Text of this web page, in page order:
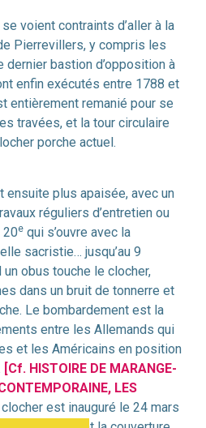
voient contraints d’aller à la
Pierrevillers, y compris les
dernier bastion d’opposition à
enfin exécutés entre 1788 et
entièrement remanié pour se
travées, et la tour circulaire
porche actuel.
ensuite plus apaisée, avec un
réguliers d’entretien ou
20e qui s’ouvre avec la
sacristie… jusqu’au 9
obus touche le clocher,
dans un bruit de tonnerre et
Le bombardement est la
entre les Allemands qui
et les Américains en position
[Cf. HISTOIRE DE MARANGE-
LES
est inauguré le 24 mars